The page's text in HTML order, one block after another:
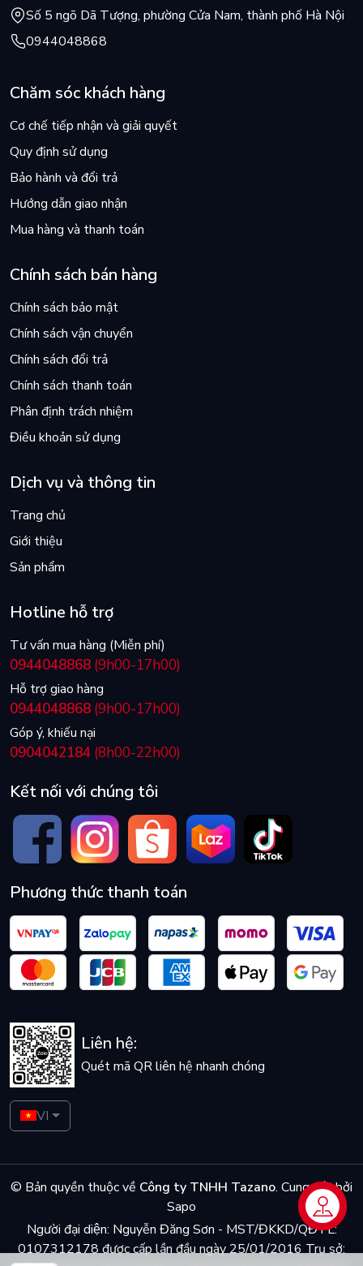
Số 5 ngõ Dã Tượng, phường Cửa Nam, thành phố Hà Nội
0944048868
Chăm sóc khách hàng
Cơ chế tiếp nhận và giải quyết
Quy định sử dụng
Bảo hành và đổi trả
Hướng dẫn giao nhận
Mua hàng và thanh toán
Chính sách bán hàng
Chính sách bảo mật
Chính sách vận chuyển
Chính sách đổi trả
Chính sách thanh toán
Phân định trách nhiệm
Điều khoản sử dụng
Dịch vụ và thông tin
Trang chủ
Giới thiệu
Sản phẩm
Hotline hỗ trợ
Tư vấn mua hàng (Miễn phí)
0944048868 (9h00-17h00)
Hỗ trợ giao hàng
0944048868 (9h00-17h00)
Góp ý, khiếu nại
0904042184 (8h00-22h00)
Kết nối với chúng tôi
Phương thức thanh toán
Liên hệ:
Quét mã QR liên hệ nhanh chóng
VI
© Bản quyền thuộc về Công ty TNHH Tazano. Cung cấp bởi
Sapo
Người đại diện: Nguyễn Đăng Sơn - MST/ĐKKD/QĐTL:
0107312178 được cấp lần đầu ngày 25/01/2016 Trụ sở:
Liên hệ